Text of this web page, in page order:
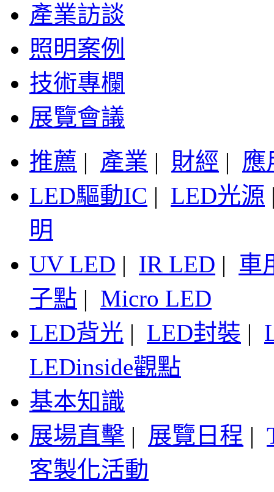
產業訪談
照明案例
技術專欄
展覽會議
推薦 | 產業 | 財經 | 應
LED驅動IC | LED光源
明
UV LED | IR LED | 車
子點 | Micro LED
LED背光 | LED封裝 |
LEDinside觀點
基本知識
展場直擊 | 展覽日程 |
客製化活動